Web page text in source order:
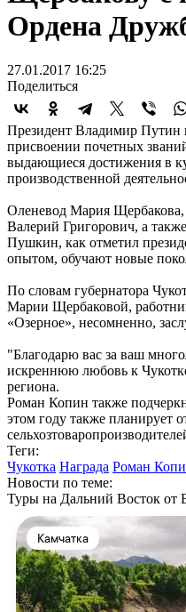
Ордена
27.01.2017 16:25
Поделиться
Президент Владимир Путин
присвоении почетных
выдающиеся достижения в
производственной
Оленевод Мария Щербакова,
Валерий Григорович, а
Пушкин, как отметил
опытом, обучают новые
По словам губернатора
Марии Щербаковой,
«Озерное», несомненно,
"Благодарю вас за ваш
искреннюю любовь к
региона.
Роман Копин также
этом году также планирует
Теги:
Чукотка Награда Роман
Новости по теме:
Туры на Дальний Восток от